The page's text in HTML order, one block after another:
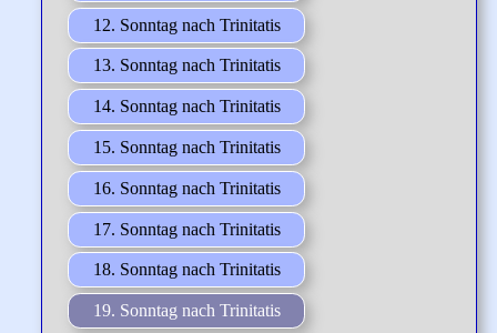
12. Sonntag nach Trinitatis
13. Sonntag nach Trinitatis
14. Sonntag nach Trinitatis
15. Sonntag nach Trinitatis
16. Sonntag nach Trinitatis
17. Sonntag nach Trinitatis
18. Sonntag nach Trinitatis
19. Sonntag nach Trinitatis